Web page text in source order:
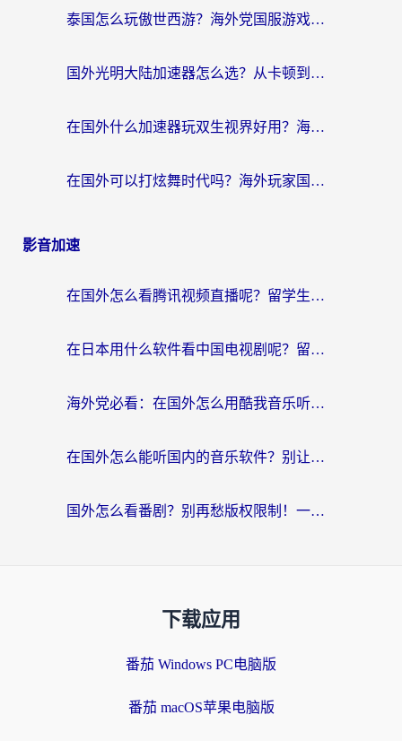
泰国怎么玩傲世西游？海外党国服游戏加速终极攻略（附光明大陆量子特攻实测）
国外光明大陆加速器怎么选？从卡顿到丝滑的终极指南（含德国玩走开外星人墨西哥玩俄罗斯方块技巧）
在国外什么加速器玩双生视界好用？海外党亲测不踩坑的终极指南
在国外可以打炫舞时代吗？海外玩家国服游戏加速全攻略（附实测推荐）
影音加速
在国外怎么看腾讯视频直播呢？留学生亲测有效的回国加速指南
在日本用什么软件看中国电视剧呢？留学生亲测有效的回国加速方案
海外党必看：在国外怎么用酷我音乐听音乐？告别“地区不支持”的实用指南
在国外怎么能听国内的音乐软件？别让版权限制断了你的“中文歌单”
国外怎么看番剧？别再愁版权限制！一个工具解决所有回国追剧难题
下载应用
番茄 Windows PC电脑版
番茄 macOS苹果电脑版